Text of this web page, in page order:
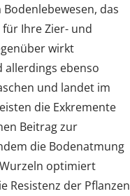
das
Ihre Zier- und
wirkt
allerdings ebenso
und landet im
die Exkremente
Beitrag zur
die Bodenatmung
optimiert
Resistenz der Pflanzen